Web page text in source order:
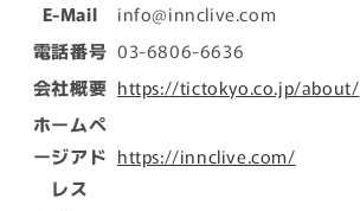
E-Mail
info@innclive.com
電話番号 03-6806-6636
会社概要 https://tictokyo.co.jp/about/
ホームペ
ージアド
レス
https://innclive.com/